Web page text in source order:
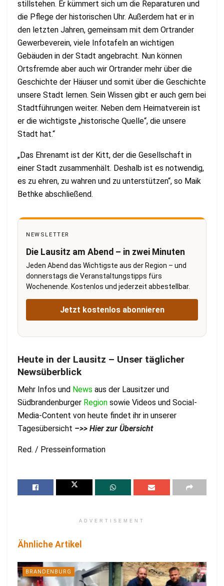
stillstehen. Er kümmert sich um die Reparaturen und
die Pflege der historischen Uhr. Außerdem hat er in
den letzten Jahren, gemeinsam mit dem Ortrander
Gewerbeverein, viele Infotafeln an wichtigen
Gebäuden in der Stadt angebracht. Nun können
Ortsfremde aber auch wir Ortrander mehr über die
Geschichte der Häuser und somit über die Geschichte
unsere Stadt lernen. Sein Wissen gibt er auch gern bei
Stadtführungen weiter. Neben dem Heimatverein ist
er die wichtigste „historische Quelle“, die unsere
Stadt hat.“
„Das Ehrenamt ist der Kitt, der die Gesellschaft in
einer Stadt zusammenhält. Deshalb ist es notwendig,
es zu ehren, zu wahren und zu unterstützen“, so Maik
Bethke abschließend.
NEWSLETTER
Die Lausitz am Abend – in zwei Minuten
Jeden Abend das Wichtigste aus der Region – und
donnerstags die Veranstaltungstipps fürs
Wochenende. Kostenlos und jederzeit abbestellbar.
Jetzt kostenlos abonnieren
Heute in der Lausitz – Unser täglicher
Newsüberblick
Mehr Infos und News aus der Lausitzer und
Südbrandenburger Region sowie Videos und Social-
Media-Content von heute findet ihr in unserer
Tagesübersicht –>> Hier zur Übersicht
Red. / Presseinformation
ADVERTISEMENT
Ähnliche Artikel
BRANDENBURG